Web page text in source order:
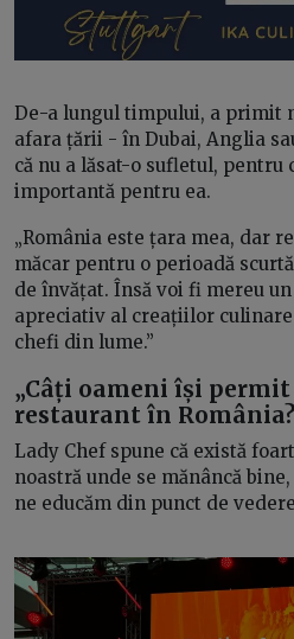
De-a lungul timpului, a primit
afara țării - în Dubai, Anglia
că nu a lăsat-o sufletul, pentru
importantă pentru ea.
„România este țara mea, dar
măcar pentru o perioadă
de învățat. Însă voi fi mereu
apreciativ al creațiilor
chefi din lume.”
„Câți oameni își permit
restaurant în
Lady Chef spune că există
noastră unde se mănâncă
ne educăm din punct de